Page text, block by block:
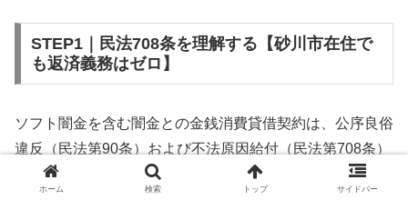
STEP1｜民法708条を理解する【砂川市在住で
も返済義務はゼロ】
ソフト闇金を含む闇金との金銭消費貸借契約は、公序良俗
違反（民法第90条）および不法原因給付（民法第708条）
に該当するため、法的には無効です。砂川市在住であって
ホーム 検索 トップ サイドバー